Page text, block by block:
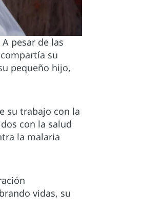
pesar de las
su
pequeño hijo,
su trabajo con la
con la salud
la malaria
vidas, su